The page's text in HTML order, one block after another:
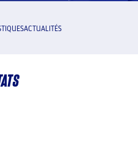
ACTUALITÉS